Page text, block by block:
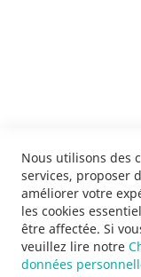
Nous utilisons des
services, proposer
améliorer votre
les cookies
être affectée. Si
veuillez lire notre
données